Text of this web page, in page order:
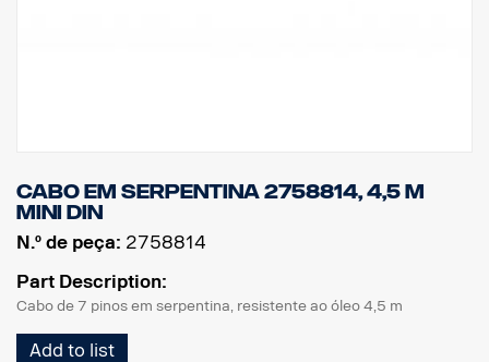
Cabo em serpentina 2758814, 4,5 m
MINI DIN
N.º de peça: 2758814
Part Description:
Cabo de 7 pinos em serpentina, resistente ao óleo 4,5 m
Add to list